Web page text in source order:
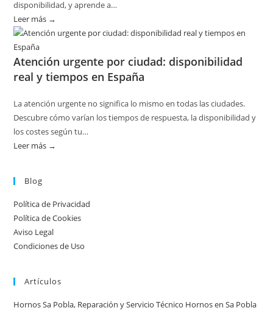
disponibilidad, y aprende a…
Leer más →
Disponibilidad
temporada
en
de
calderas:
Atención urgente por ciudad: disponibilidad
real y tiempos en España
La atención urgente no significa lo mismo en todas las ciudades.
Descubre cómo varían los tiempos de respuesta, la disponibilidad y
los costes según tu…
Leer más →
ciudad:
disponibilidad
y
en
Blog
Política de Privacidad
Política de Cookies
Aviso Legal
Condiciones de Uso
Artículos
Hornos Sa Pobla, Reparación y Servicio Técnico Hornos en Sa Pobla